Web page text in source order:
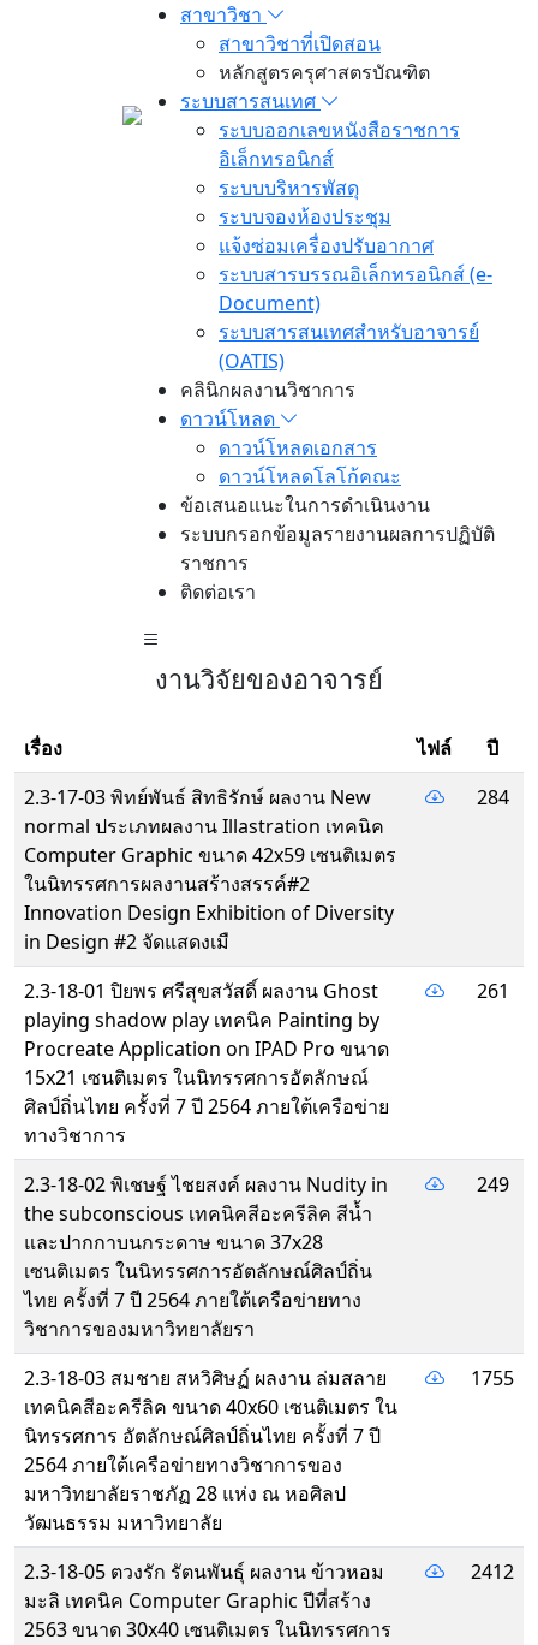
สาขาวิชา
สาขาวิชาที่เปิดสอน
หลักสูตรครุศาสตรบัณฑิต
ระบบสารสนเทศ
ระบบออกเลขหนังสือราชการ
อิเล็กทรอนิกส์
ระบบบริหารพัสดุ
ระบบจองห้องประชุม
แจ้งซ่อมเครื่องปรับอากาศ
ระบบสารบรรณอิเล็กทรอนิกส์ (e-
Document)
ระบบสารสนเทศสำหรับอาจารย์
(OATIS)
คลินิกผลงานวิชาการ
ดาวน์โหลด
ดาวน์โหลดเอกสาร
ดาวน์โหลดโลโก้คณะ
ข้อเสนอแนะในการดำเนินงาน
ระบบกรอกข้อมูลรายงานผลการปฏิบัติ
ราชการ
ติดต่อเรา
งานวิจัยของอาจารย์
เรื่อง ไฟล์
ปี
2.3-17-03 พิทย์พันธ์ สิทธิรักษ์ ผลงาน New
normal ประเภทผลงาน Illastration เทคนิค
Computer Graphic ขนาด 42x59 เซนติเมตร
ในนิทรรศการผลงานสร้างสรรค์#2
Innovation Design Exhibition of Diversity
in Design #2 จัดแสดงเมื
284
2.3-18-01 ปิยพร ศรีสุขสวัสดิ์ ผลงาน Ghost
playing shadow play เทคนิค Painting by
Procreate Application on IPAD Pro ขนาด
15x21 เซนติเมตร ในนิทรรศการอัตลักษณ์
ศิลป์ถิ่นไทย ครั้งที่ 7 ปี 2564 ภายใต้เครือข่าย
ทางวิชาการ
261
2.3-18-02 พิเชษฐ์ ไชยสงค์ ผลงาน Nudity in
the subconscious เทคนิคสีอะครีลิค สีน้ำ
และปากกาบนกระดาษ ขนาด 37x28
เซนติเมตร ในนิทรรศการอัตลักษณ์ศิลป์ถิ่น
ไทย ครั้งที่ 7 ปี 2564 ภายใต้เครือข่ายทาง
วิชาการของมหาวิทยาลัยรา
249
2.3-18-03 สมชาย สหวิศิษฏ์ ผลงาน ล่มสลาย
เทคนิคสีอะครีลิค ขนาด 40x60 เซนติเมตร ใน
นิทรรศการ อัตลักษณ์ศิลป์ถิ่นไทย ครั้งที่ 7 ปี
2564 ภายใต้เครือข่ายทางวิชาการของ
มหาวิทยาลัยราชภัฏ 28 แห่ง ณ หอศิลป
วัฒนธรรม มหาวิทยาลัย
1755
2.3-18-05 ตวงรัก รัตนพันธุ์ ผลงาน ข้าวหอม
มะลิ เทคนิค Computer Graphic ปีที่สร้าง
2563 ขนาด 30x40 เซนติเมตร ในนิทรรศการ
2412